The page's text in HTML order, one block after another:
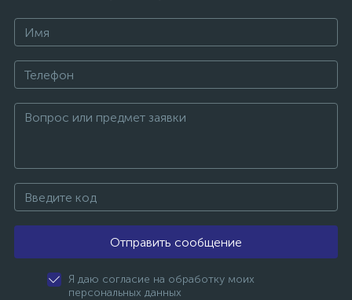
Отправить сообщение
Я даю согласие на обработку моих
персональных данных